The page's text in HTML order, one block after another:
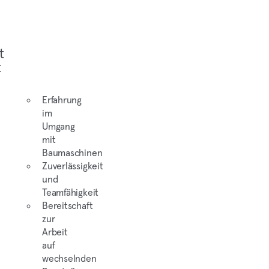
Erfahrung
im
Umgang
mit
Baumaschinen
Zuverlässigkeit
und
Teamfähigkeit
Bereitschaft
zur
Arbeit
auf
wechselnden